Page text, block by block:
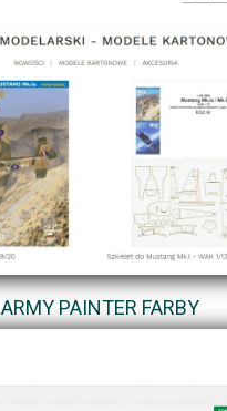
ARMY PAINTER FARBY